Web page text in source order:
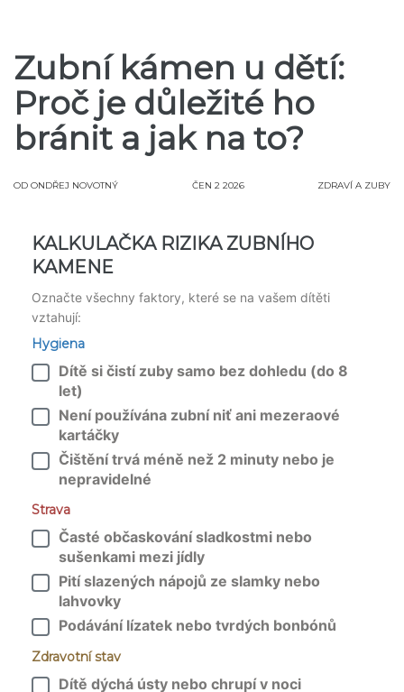
Zubní kámen u dětí:
Proč je důležité ho
bránit a jak na to?
OD ONDŘEJ NOVOTNÝ ČEN 2 2026 ZDRAVÍ A ZUBY
KALKULAČKA RIZIKA ZUBNÍHO
KAMENE
Označte všechny faktory, které se na vašem dítěti
vztahují:
Hygiena
Dítě si čistí zuby samo bez dohledu (do 8
let)
Není používána zubní niť ani mezeraové
kartáčky
Čištění trvá méně než 2 minuty nebo je
nepravidelné
Strava
Časté občaskování sladkostmi nebo
sušenkami mezi jídly
Pití slazených nápojů ze slamky nebo
lahvovky
Podávání lízatek nebo tvrdých bonbónů
Zdravotní stav
Dítě dýchá ústy nebo chrupí v noci